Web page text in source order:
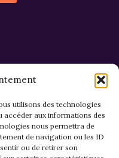
utilisons des technologies
aux informations des
nous permettra de
de navigation ou les ID
ou de retirer son